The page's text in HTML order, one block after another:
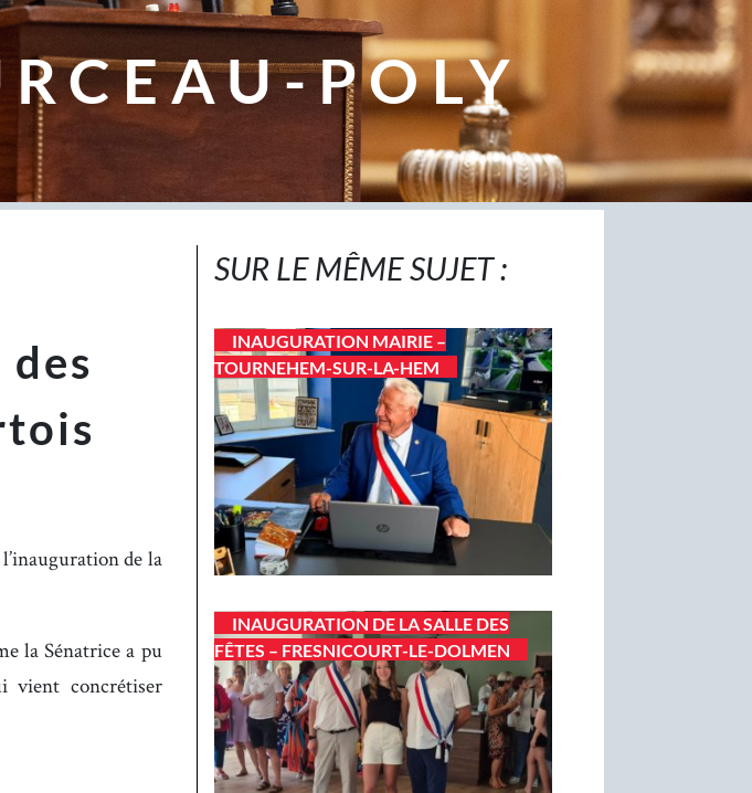
POLY
de la
la Sénatrice a pu
vient concrétiser
SUR LE MÊME SUJET :
INAUGURATION MAIRIE –
TOURNEHEM-SUR-LA-HEM
INAUGURATION DE LA SALLE DES
FÊTES – FRESNICOURT-LE-DOLMEN